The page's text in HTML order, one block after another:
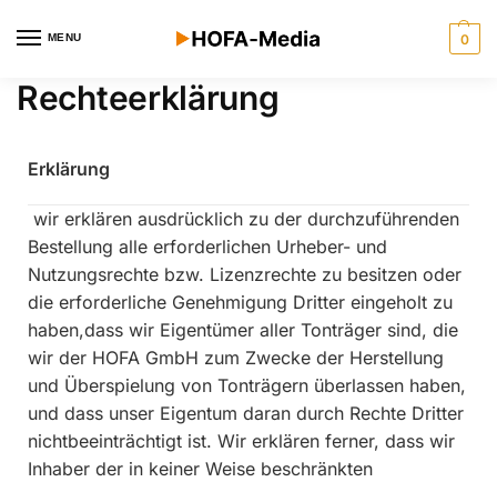
MENU 0
Rechteerklärung
Erklärung
wir erklären ausdrücklich zu der durchzuführenden
Bestellung alle erforderlichen Urheber- und
Nutzungsrechte bzw. Lizenzrechte zu besitzen oder
die erforderliche Genehmigung Dritter eingeholt zu
haben,dass wir Eigentümer aller Tonträger sind, die
wir der HOFA GmbH zum Zwecke der Herstellung
und Überspielung von Tonträgern überlassen haben,
und dass unser Eigentum daran durch Rechte Dritter
nichtbeeinträchtigt ist. Wir erklären ferner, dass wir
Inhaber der in keiner Weise beschränkten